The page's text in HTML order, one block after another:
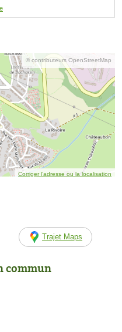
© contributeurs OpenStreetMap
Corriger l’adresse ou la localisation
Trajet Maps
commun